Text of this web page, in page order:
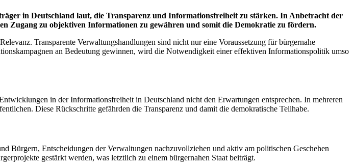
in Deutschland laut, die Transparenz und Informationsfreiheit zu stärken. In Anbetracht der
Zugang zu objektiven Informationen zu gewähren und somit die Demokratie zu fördern.
Transparente Verwaltungshandlungen sind nicht nur eine Voraussetzung für bürgernahe
an Bedeutung gewinnen, wird die Notwendigkeit einer effektiven Informationspolitik umso
in der Informationsfreiheit in Deutschland nicht den Erwartungen entsprechen. In mehreren
Diese Rückschritte gefährden die Transparenz und damit die demokratische Teilhabe.
Bürgern, Entscheidungen der Verwaltungen nachzuvollziehen und aktiv am politischen Geschehen
gestärkt werden, was letztlich zu einem bürgernahen Staat beiträgt.